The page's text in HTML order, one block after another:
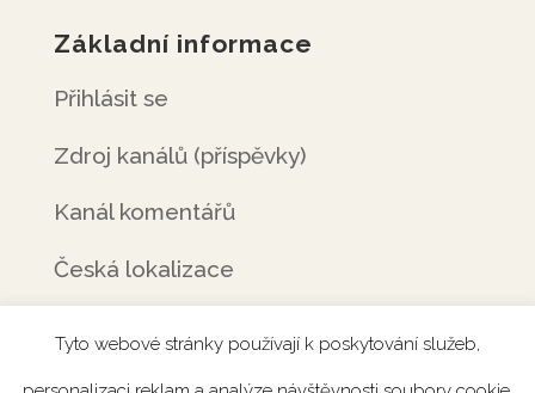
Základní informace
Přihlásit se
Zdroj kanálů (příspěvky)
Kanál komentářů
Česká lokalizace
Tyto webové stránky používají k poskytování služeb,